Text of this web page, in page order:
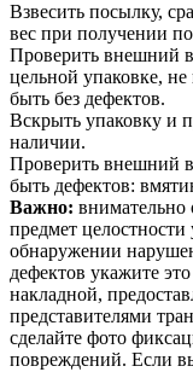
Взвесить посылку,
вес при получении
Проверить внешний
цельной упаковке,
быть без дефектов.
Вскрыть упаковку и
наличии.
Проверить внешний
быть дефектов:
Важно: внимательно
предмет
обнаружении
дефектов укажите
накладной,
представителями
сделайте фото
повреждений. Если